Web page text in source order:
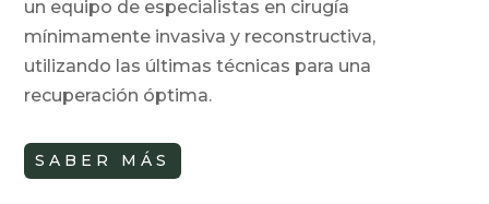
un equipo de especialistas en cirugía
mínimamente invasiva y reconstructiva,
utilizando las últimas técnicas para una
recuperación óptima.
SABER MÁS